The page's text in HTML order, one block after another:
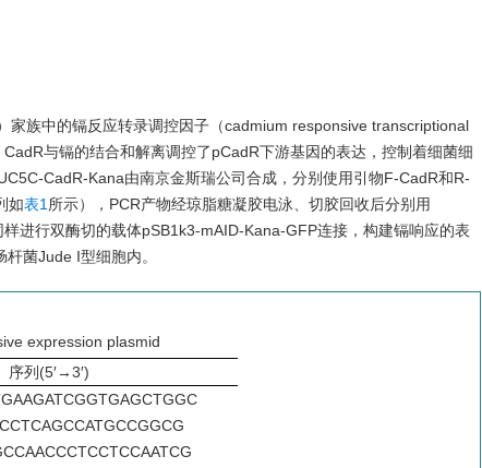
族中的镉反应转录调控因子（cadmium responsive transcriptional
与镉的结合和解离调控了pCadR下游基因的表达，控制着细菌细
CadR-Kana由南京金斯瑞公司合成，分别使用引物F-CadR和R-
如表1 所示），PCR产物经琼脂糖凝胶电泳、切胶回收后分别用
进行双酶切的载体pSB1k3-mAID-Kana-GFP连接，构建镉响应的表
菌Jude I型细胞内。
expression plasmid
序列(5′→3′)